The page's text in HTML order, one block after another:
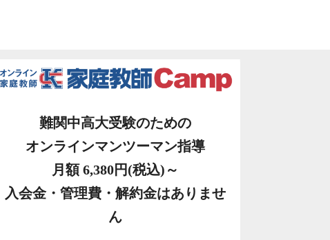
難関中高大受験のための
オンラインマンツーマン指導
月額 6,380円(税込)～
入会金・管理費・解約金はありませ
ん